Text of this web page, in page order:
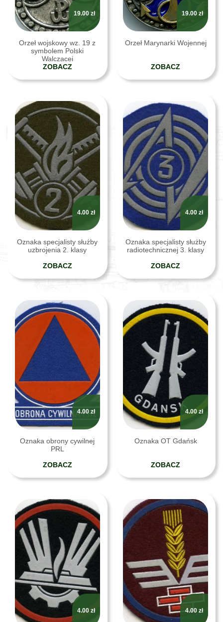
Orzeł wojskowy wz. 19 z
symbolem Polski
Walczącej
19.00zł
ZOBACZ
Orzeł Marynarki Wojennej
19.00 zł
ZOBACZ
Oznaka specjalisty służby
uzbrojenia 2. klasy
4.00 zł
ZOBACZ
Oznaka specjalisty służby
radiotechnicznej 3. klasy
4.00 zł
ZOBACZ
Oznaka obrony cywilnej
PRL
4.00 zł
ZOBACZ
Oznaka OT Gdańsk
4.00 zł
ZOBACZ
4.00 zł 4.00 zł